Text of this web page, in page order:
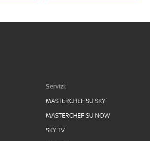
Servizi:
MASTERCHEF SU SKY
MASTERCHEF SU NOW
SKY TV